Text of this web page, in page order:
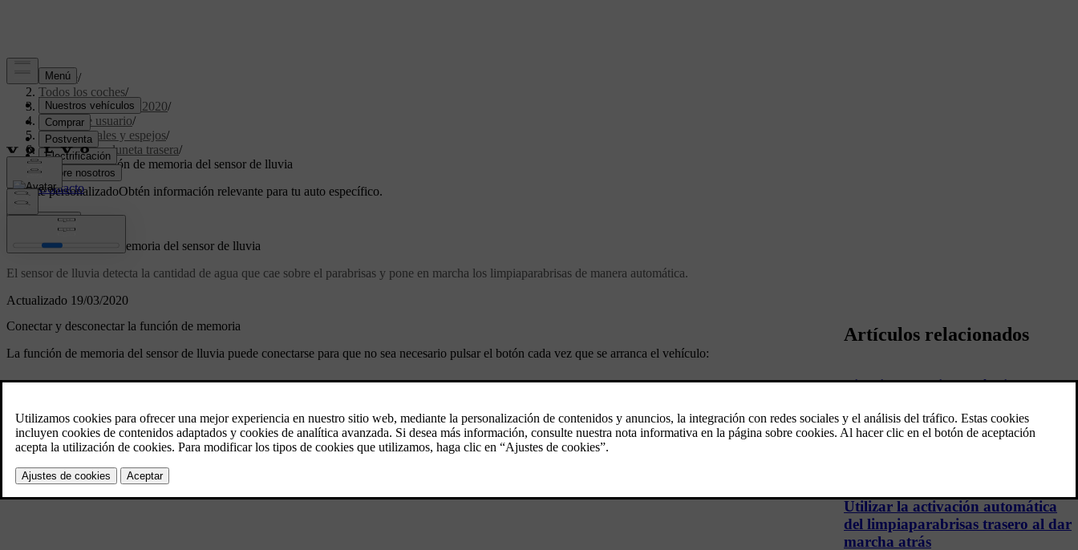
Soporte/
Todos los coches/
XC60 Twin Engine 2020/
Manual de usuario/
Lunas, cristales y espejos/
Parabrisas y luneta trasera/
Utilizar la función de memoria del sensor de lluvia
Soporte personalizadoObtén información relevante para tu auto específico.
Iniciar sesión
Actualizado 19/03/2020
Utilizar la función de memoria del sensor de lluvia
El sensor de lluvia detecta la cantidad de agua que cae sobre el parabrisas y pone en marcha los limpiaparabrisas de manera automática.
Conectar y desconectar la función de memoria
La función de memoria del sensor de lluvia puede conectarse para que no sea necesario pulsar el botón cada vez que se arranca el vehículo:
PulseAjustesen la vista superior de la pantalla central.
SeleccioneMemoria sensor de lluviapara conectar y desconectar la función de memoria.
Artículos relacionados
Limpiaparabrisas y líquido de
Los limpiaparabrisas junto con el líquido de
Utilizar la activación automática
del limpiaparabrisas trasero al dar
marcha atrás